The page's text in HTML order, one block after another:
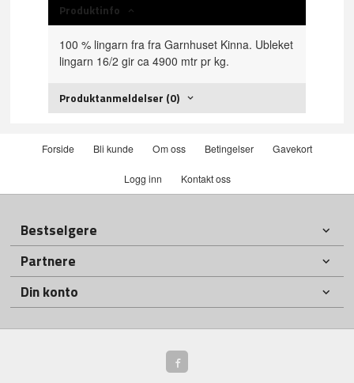
Produktinfo
100 % lingarn fra fra Garnhuset Kinna. Ubleket
lingarn 16/2 gir ca 4900 mtr pr kg.
Produktanmeldelser (0)
Forside Bli kunde Om oss Betingelser Gavekort
Logg inn Kontakt oss
Bestselgere
Partnere
Din konto